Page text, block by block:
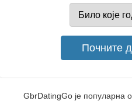
GbrDatingGo је популарна